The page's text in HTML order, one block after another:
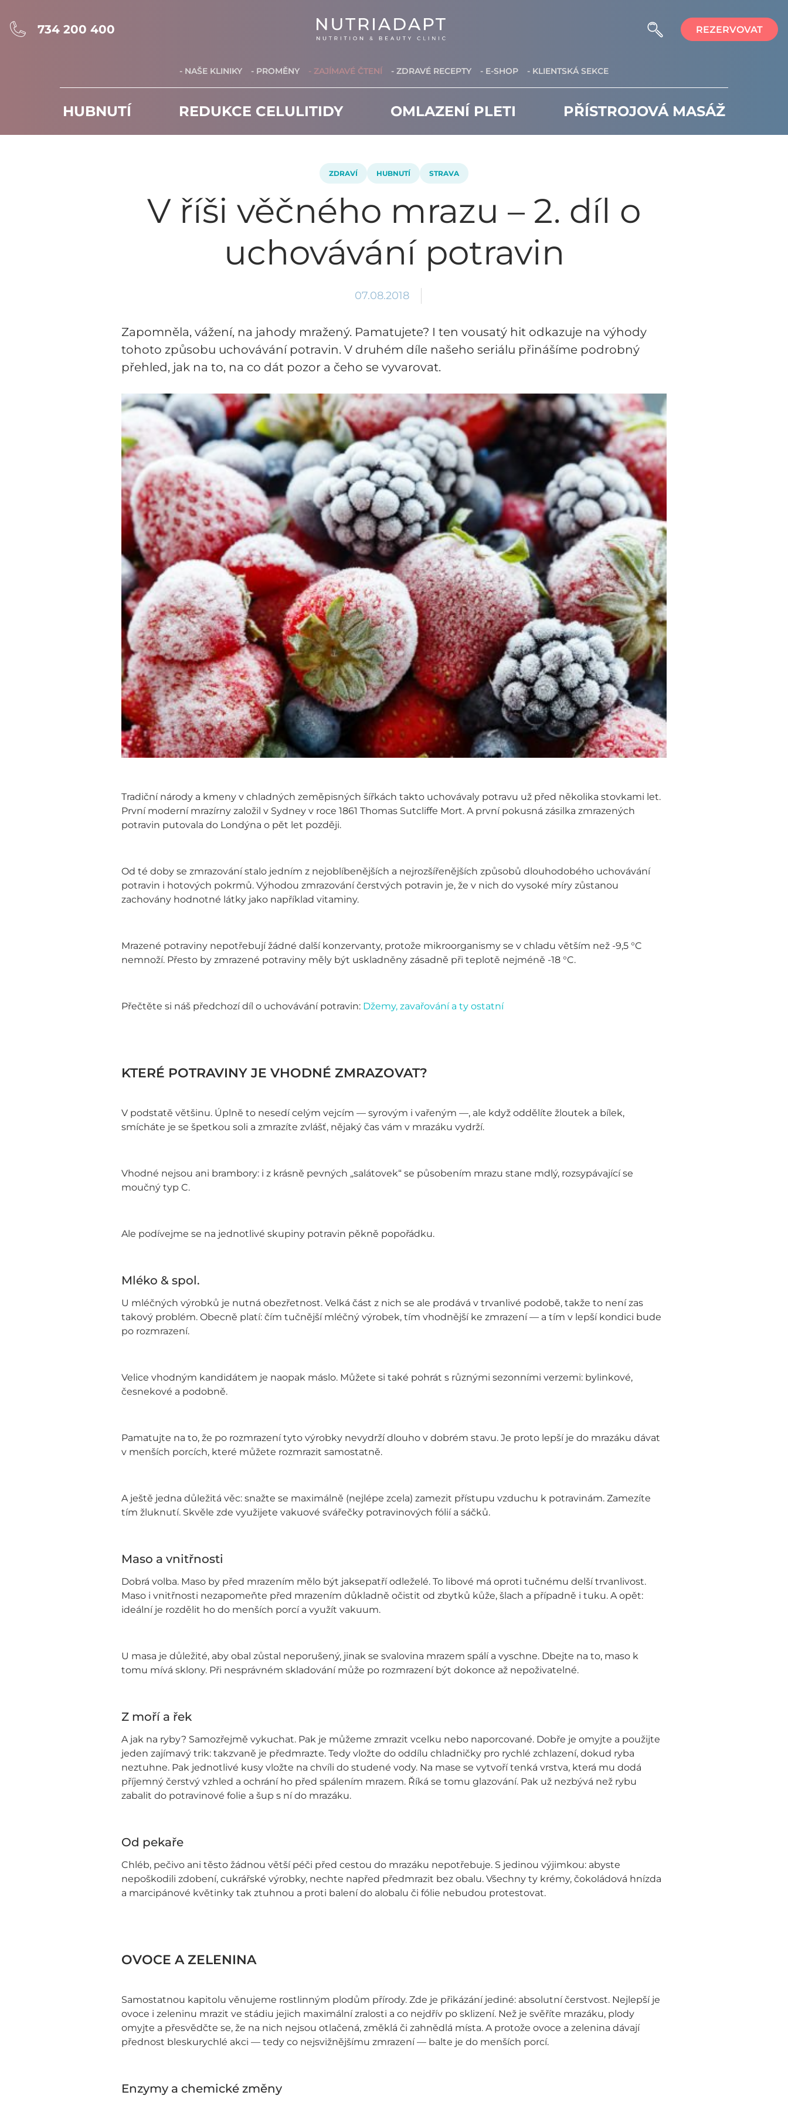
734 200 400 REZERVOVAT
- NAŠE KLINIKY - PROMĚNY - ZAJÍMAVÉ ČTENÍ - ZDRAVÉ RECEPTY - E-SHOP - KLIENTSKÁ SEKCE
HUBNUTÍ REDUKCE CELULITIDY OMLAZENÍ PLETI PŘÍSTROJOVÁ MASÁŽ
ZDRAVÍ HUBNUTÍ STRAVA
V říši věčného mrazu – 2. díl o
uchovávání potravin
07.08.2018
Zapomněla, vážení, na jahody mražený. Pamatujete? I ten vousatý hit odkazuje na výhody
tohoto způsobu uchovávání potravin. V druhém díle našeho seriálu přinášíme podrobný
přehled, jak na to, na co dát pozor a čeho se vyvarovat.
Tradiční národy a kmeny v chladných zeměpisných šířkách takto uchovávaly potravu už před několika stovkami let.
První moderní mrazírny založil v Sydney v roce 1861 Thomas Sutcliffe Mort. A první pokusná zásilka zmrazených
potravin putovala do Londýna o pět let později.
Od té doby se zmrazování stalo jedním z nejoblíbenějších a nejrozšířenějších způsobů dlouhodobého uchovávání
potravin i hotových pokrmů. Výhodou zmrazování čerstvých potravin je, že v nich do vysoké míry zůstanou
zachovány hodnotné látky jako například vitaminy.
Mrazené potraviny nepotřebují žádné další konzervanty, protože mikroorganismy se v chladu větším než -9,5 °C
nemnoží. Přesto by zmrazené potraviny měly být uskladněny zásadně při teplotě nejméně -18 °C.
Přečtěte si náš předchozí díl o uchovávání potravin: Džemy, zavařování a ty ostatní
KTERÉ POTRAVINY JE VHODNÉ ZMRAZOVAT?
V podstatě většinu. Úplně to nesedí celým vejcím — syrovým i vařeným —, ale když oddělíte žloutek a bílek,
smícháte je se špetkou soli a zmrazíte zvlášť, nějaký čas vám v mrazáku vydrží.
Vhodné nejsou ani brambory: i z krásně pevných „salátovek“ se působením mrazu stane mdlý, rozsypávající se
moučný typ C.
Ale podívejme se na jednotlivé skupiny potravin pěkně popořádku.
Mléko & spol.
U mléčných výrobků je nutná obezřetnost. Velká část z nich se ale prodává v trvanlivé podobě, takže to není zas
takový problém. Obecně platí: čím tučnější mléčný výrobek, tím vhodnější ke zmrazení — a tím v lepší kondici bude
po rozmrazení.
Velice vhodným kandidátem je naopak máslo. Můžete si také pohrát s různými sezonními verzemi: bylinkové,
česnekové a podobně.
Pamatujte na to, že po rozmrazení tyto výrobky nevydrží dlouho v dobrém stavu. Je proto lepší je do mrazáku dávat
v menších porcích, které můžete rozmrazit samostatně.
A ještě jedna důležitá věc: snažte se maximálně (nejlépe zcela) zamezit přístupu vzduchu k potravinám. Zamezíte
tím žluknutí. Skvěle zde využijete vakuové svářečky potravinových fólií a sáčků.
Maso a vnitřnosti
Dobrá volba. Maso by před mrazením mělo být jaksepatří odleželé. To libové má oproti tučnému delší trvanlivost.
Maso i vnitřnosti nezapomeňte před mrazením důkladně očistit od zbytků kůže, šlach a případně i tuku. A opět:
ideální je rozdělit ho do menších porcí a využít vakuum.
U masa je důležité, aby obal zůstal neporušený, jinak se svalovina mrazem spálí a vyschne. Dbejte na to, maso k
tomu mívá sklony. Při nesprávném skladování může po rozmrazení být dokonce až nepoživatelné.
Z moří a řek
A jak na ryby? Samozřejmě vykuchat. Pak je můžeme zmrazit vcelku nebo naporcované. Dobře je omyjte a použijte
jeden zajímavý trik: takzvaně je předmrazte. Tedy vložte do oddílu chladničky pro rychlé zchlazení, dokud ryba
neztuhne. Pak jednotlivé kusy vložte na chvíli do studené vody. Na mase se vytvoří tenká vrstva, která mu dodá
příjemný čerstvý vzhled a ochrání ho před spálením mrazem. Říká se tomu glazování. Pak už nezbývá než rybu
zabalit do potravinové folie a šup s ní do mrazáku.
Od pekaře
Chléb, pečivo ani těsto žádnou větší péči před cestou do mrazáku nepotřebuje. S jedinou výjimkou: abyste
nepoškodili zdobení, cukrářské výrobky, nechte napřed předmrazit bez obalu. Všechny ty krémy, čokoládová hnízda
a marcipánové květinky tak ztuhnou a proti balení do alobalu či fólie nebudou protestovat.
OVOCE A ZELENINA
Samostatnou kapitolu věnujeme rostlinným plodům přírody. Zde je přikázání jediné: absolutní čerstvost. Nejlepší je
ovoce i zeleninu mrazit ve stádiu jejich maximální zralosti a co nejdřív po sklizení. Než je svěříte mrazáku, plody
omyjte a přesvědčte se, že na nich nejsou otlačená, změklá či zahnědlá místa. A protože ovoce a zelenina dávají
přednost bleskurychlé akci — tedy co nejsvižnějšímu zmrazení — balte je do menších porcí.
Enzymy a chemické změny